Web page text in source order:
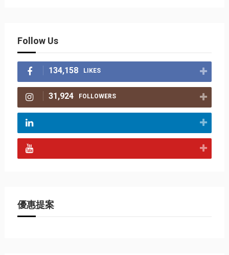
Follow Us
134,158 LIKES
31,924 FOLLOWERS
優惠提案